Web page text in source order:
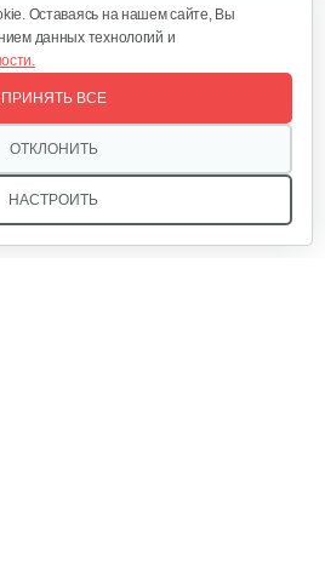
Оставаясь на нашем сайте, Вы
данных технологий и
НАСТРОИТЬ
ОТКЛОНИТЬ
ПРИНЯТЬ ВСЕ